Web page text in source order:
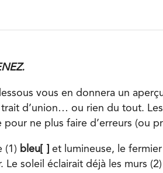
vous en donnera un
d’union… ou rien du tout.
pour ne plus faire d’erreurs (ou
(1) bleu[ ] et lumineuse, le
Le soleil éclairait déjà les murs (2)